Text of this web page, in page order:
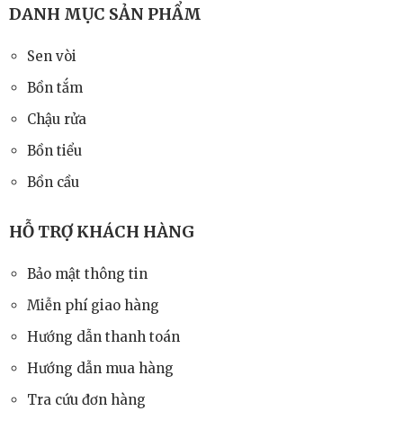
DANH MỤC SẢN PHẨM
Sen vòi
Bồn tắm
Chậu rửa
Bồn tiểu
Bồn cầu
HỖ TRỢ KHÁCH HÀNG
Bảo mật thông tin
Miễn phí giao hàng
Hướng dẫn thanh toán
Hướng dẫn mua hàng
Tra cứu đơn hàng